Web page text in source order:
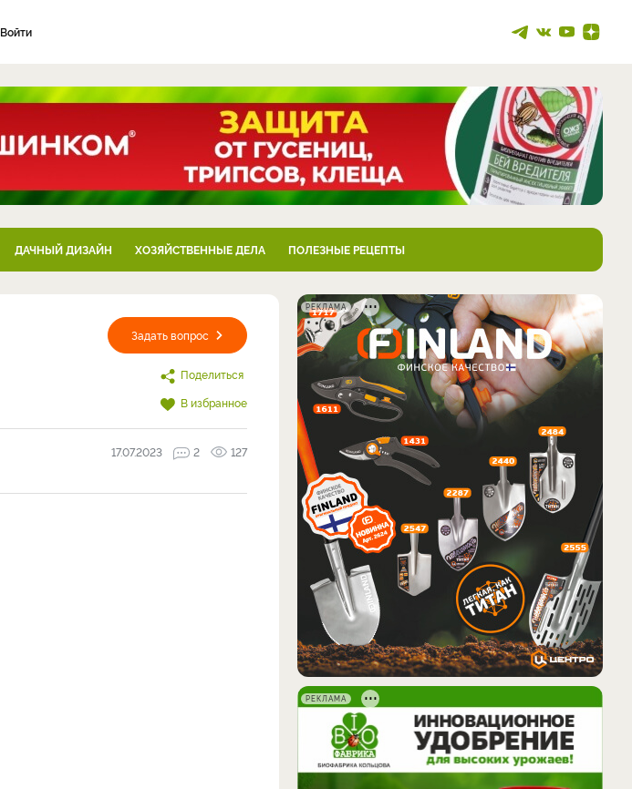
Войти
ДАЧНЫЙ ДИЗАЙН ХОЗЯЙСТВЕННЫЕ ДЕЛА ПОЛЕЗНЫЕ РЕЦЕПТЫ
Задать вопрос
Поделиться
В избранное
17.07.2023 2 127
РЕКЛАМА
РЕКЛАМА